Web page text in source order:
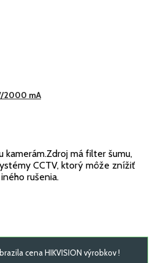
2000 mA
má filter šumu,
CCTV, ktorý môže znížiť
rušenia.
cena HIKVISION výrobkov !